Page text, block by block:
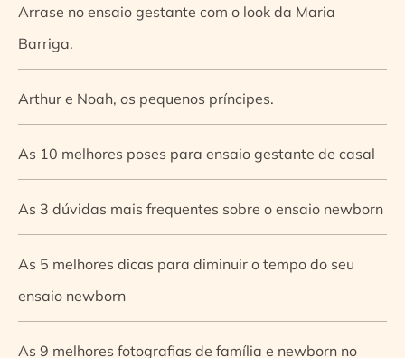
Arrase no ensaio gestante com o look da Maria
Barriga.
Arthur e Noah, os pequenos príncipes.
As 10 melhores poses para ensaio gestante de casal
As 3 dúvidas mais frequentes sobre o ensaio newborn
As 5 melhores dicas para diminuir o tempo do seu
ensaio newborn
As 9 melhores fotografias de família e newborn no